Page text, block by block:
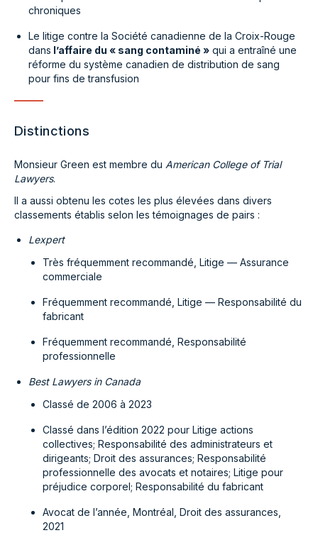
chroniques
Le litige contre la Société canadienne de la Croix-Rouge
dans l’affaire du « sang contaminé » qui a entraîné une
réforme du système canadien de distribution de sang
pour fins de transfusion
Distinctions
Monsieur Green est membre du American College of Trial
Lawyers.
Il a aussi obtenu les cotes les plus élevées dans divers
classements établis selon les témoignages de pairs :
Lexpert
Très fréquemment recommandé, Litige — Assurance
commerciale
Fréquemment recommandé, Litige — Responsabilité du
fabricant
Fréquemment recommandé, Responsabilité
professionnelle
Best Lawyers in Canada
Classé de 2006 à 2023
Classé dans l’édition 2022 pour Litige actions
collectives; Responsabilité des administrateurs et
dirigeants; Droit des assurances; Responsabilité
professionnelle des avocats et notaires; Litige pour
préjudice corporel; Responsabilité du fabricant
Avocat de l’année, Montréal, Droit des assurances,
2021